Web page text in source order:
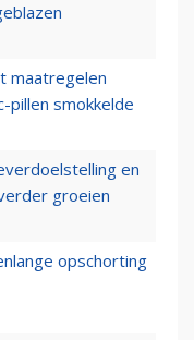
maatregelen
pillen smokkelde
en
groeien
opschorting